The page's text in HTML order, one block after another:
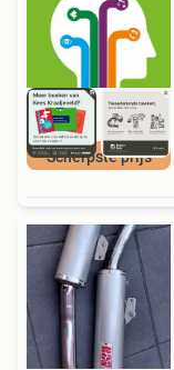
Scherpste prijs